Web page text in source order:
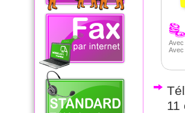
Avec
Avec
11